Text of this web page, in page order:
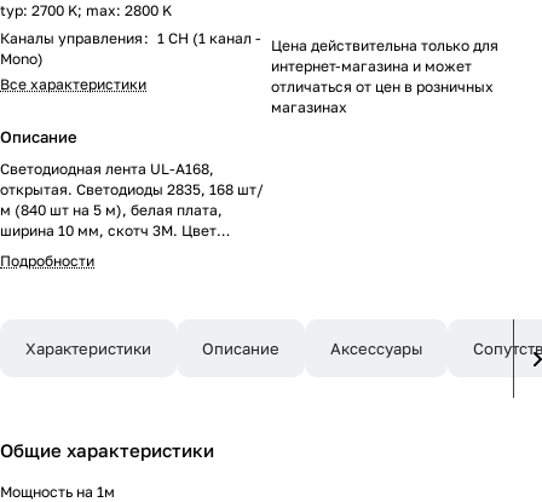
typ: 2700 K; max: 2800 K
Каналы управления : 1 CH (1 канал -
Mono)
Все характеристики
Описание
Светодиодная лента UL-A168,
открытая. Светодиоды 2835, 168 шт/
м (840 шт на 5 м), белая плата,
ширина 10 мм, скотч 3M. Цвет
ТЁПЛЫЙ 2700 K, цветопередача
CRI>90, угол 120°. Питание 24V,
Цена за 1 м.
Подробности
Цена действительна только для
интернет-магазина и может
отличаться от цен в розничных
магазинах
Характеристики Описание Аксессуары
Общие характеристики
Мощность на 1м